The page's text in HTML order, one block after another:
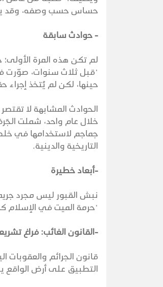
حساس حسب وصفه، وقد
- حوادث سابقة
لم تكن هذه المرة
"قبل ثلاث سنوات، صوّرت
حينها، لكن لم يُتخذ إجراء
الحوادث المشابهة لا
خلال عام واحد، شملت
جماجم لاستخدامها في
التاريخية والدينية.
-أبعاد خطيرة
نبش القبور ليس مجرد
"حرمة الميت في الإسلام
-القانون الغائب: فراغ
التطبيق على أرض الواقع